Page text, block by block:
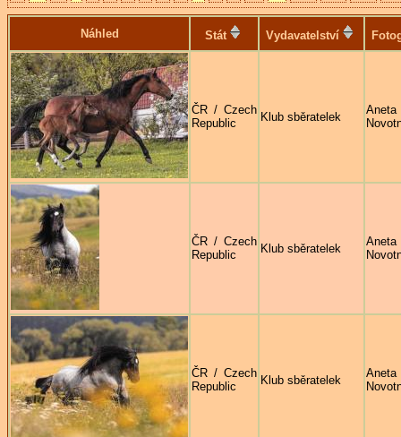
Náhled Stát Vydavatelství
ČR / Czech
Republic
Klub sběratelek
Aneta
ČR / Czech
Republic
Klub sběratelek
Aneta
ČR / Czech
Republic
Klub sběratelek
Aneta